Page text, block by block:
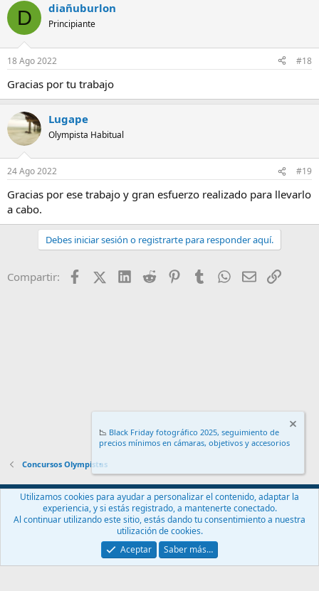
D diañuburlon
Principiante
18 Ago 2022 #18
Gracias por tu trabajo
Lugape
Olympista Habitual
24 Ago 2022 #19
Gracias por ese trabajo y gran esfuerzo realizado para llevarlo
a cabo.
Debes iniciar sesión o registrarte para responder aquí.
Compartir: FacebookX (Twitter)
LinkedIn
Reddit PinterestTumblr WhatsApp
EmailEnlace
Concursos Olympistas
Español (ES)
Contáctanos
Términos y reglas Política de privacidad
Ayuda
Community platform by XenForo® © 2010-2024 XenForo Ltd.
📉 Black Friday fotográfico 2025, seguimiento de
precios mínimos en cámaras, objetivos y accesorios
.
Utilizamos cookies para ayudar a personalizar el contenido, adaptar la
experiencia, y si estás registrado, a mantenerte conectado.
Al continuar utilizando este sitio, estás dando tu consentimiento a nuestra
utilización de cookies.
Aceptar
Saber más…